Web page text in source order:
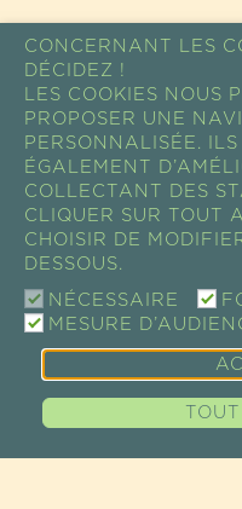
SHOW
73 RUE
EMAIL :
GUAYAPI
CONCERNANT LES
DÉCIDEZ !
LES COOKIES NOUS
PROPOSER UNE
PERSONNALISÉE.
ÉGALEMENT
COLLECTANT DES
CLIQUER SUR TOUT
CHOISIR DE
DESSOUS.
NÉCESSAIRE
MESURE